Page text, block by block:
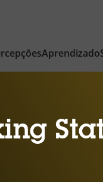
Aprendizado